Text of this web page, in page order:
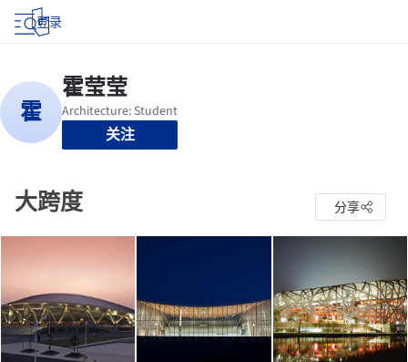
登录
关注
大跨度 分享